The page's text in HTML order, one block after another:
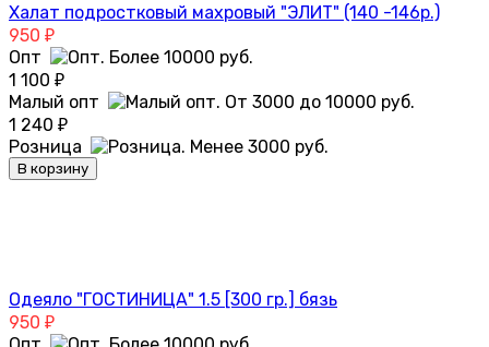
Халат подростковый махровый "ЭЛИТ" (140 -146р.)
950 ₽
Опт
1 100 ₽
Малый опт
1 240 ₽
Розница
В корзину
Одеяло "ГОСТИНИЦА" 1.5 [300 гр.] бязь
950 ₽